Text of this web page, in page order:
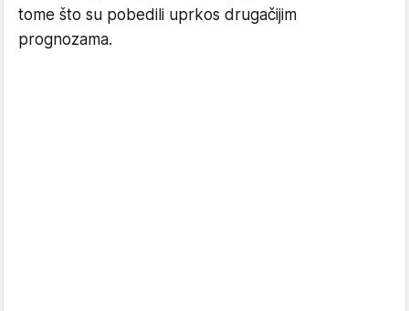
tome što su pobedili uprkos drugačijim
prognozama.